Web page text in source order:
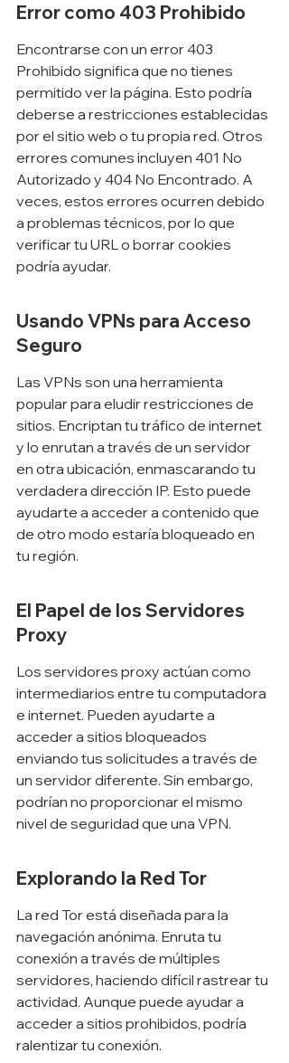
Error como 403 Prohibido
Encontrarse con un error 403
Prohibido significa que no tienes
permitido ver la página. Esto podría
deberse a restricciones establecidas
por el sitio web o tu propia red. Otros
errores comunes incluyen 401 No
Autorizado y 404 No Encontrado. A
veces, estos errores ocurren debido
a problemas técnicos, por lo que
verificar tu URL o borrar cookies
podría ayudar.
Usando VPNs para Acceso
Seguro
Las VPNs son una herramienta
popular para eludir restricciones de
sitios. Encriptan tu tráfico de internet
y lo enrutan a través de un servidor
en otra ubicación, enmascarando tu
verdadera dirección IP. Esto puede
ayudarte a acceder a contenido que
de otro modo estaría bloqueado en
tu región.
El Papel de los Servidores
Proxy
Los servidores proxy actúan como
intermediarios entre tu computadora
e internet. Pueden ayudarte a
acceder a sitios bloqueados
enviando tus solicitudes a través de
un servidor diferente. Sin embargo,
podrían no proporcionar el mismo
nivel de seguridad que una VPN.
Explorando la Red Tor
La red Tor está diseñada para la
navegación anónima. Enruta tu
conexión a través de múltiples
servidores, haciendo difícil rastrear tu
actividad. Aunque puede ayudar a
acceder a sitios prohibidos, podría
ralentizar tu conexión.